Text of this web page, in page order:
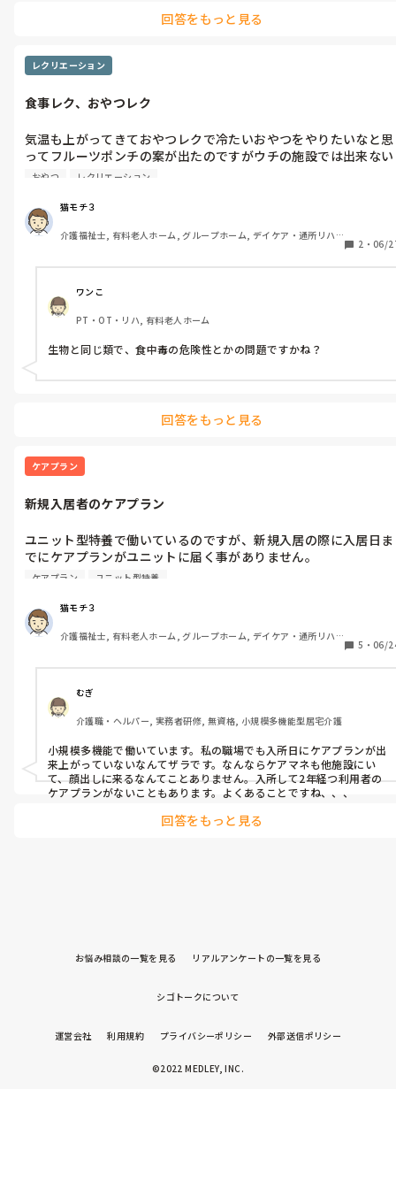
回答をもっと見る
レクリエーション
食事レク、おやつレク
気温も上がってきておやつレクで冷たいおやつをやりたいなと思
ってフルーツポンチの案が出たのですがウチの施設では出来ない
と言われました。
た。同様の理由でかき氷も出来ないと言われました。
以前勤めていた施設では普通にやっていたので何が違うんだろう
と疑問になりました。
施設形態や厨房が施設内にあるかどうか等で違うのでしょうか？
わかる方がいたら教えて頂きたいです。
おやつ レクリエーション
猫モチ３
介護福祉士, 有料老人ホーム, グループホーム, デイケア・通所リハ,
2 ・ 06/
ワンこ
PT・OT・リハ, 有料老人ホーム
生物と同じ類で、食中毒の危険性とかの問題ですかね？
回答をもっと見る
ケアプラン
新規入居者のケアプラン
ユニット型特養で働いているのですが、新規入居の際に入居日ま
でにケアプランがユニットに届く事がありません。
３件に２件くらいは入居日にケアプランが出来上がっておらず後
す。
入居日にケアプランが無いのでユニット職員はフェイスシートを
見ながら「こうしたらいいのかな？？」というレベルでケアプラ
以前に務めていた施設では入居までに仮プランを作成してケアマ
ネと現場スタッフで内容に対して意見を交わし、入居後１ヶ月様
子を見て本プランを作成していました。
入居日にケアプランが出来上がっていない、事前に現場とケアプ
ランの内容について意見を交換しないのはよくあることなのでし
ょうか？？
ケアプラン ユニット型特養
猫モチ３
介護福祉士, 有料老人ホーム, グループホーム, デイケア・通所リハ,
5 ・ 06/
むぎ
介護職・ヘルパー, 実務者研修, 無資格, 小規模多機能型居宅介護
小規模多機能で働いています。私の職場でも入所日にケアプランが出
来上がっていないなんてザラです。なんならケアマネも他施設にい
て、顔出しに来るなんてことありません。入所して2年経つ利用者の
ケアプランがないこともあります。よくあることですね、、、
回答をもっと見る
お悩み相談の一覧を見る リアルアンケートの一覧を見る
シゴトークについて
運営会社 利用規約 プライバシーポリシー 外部送信ポリシー
©2022 MEDLEY, INC.